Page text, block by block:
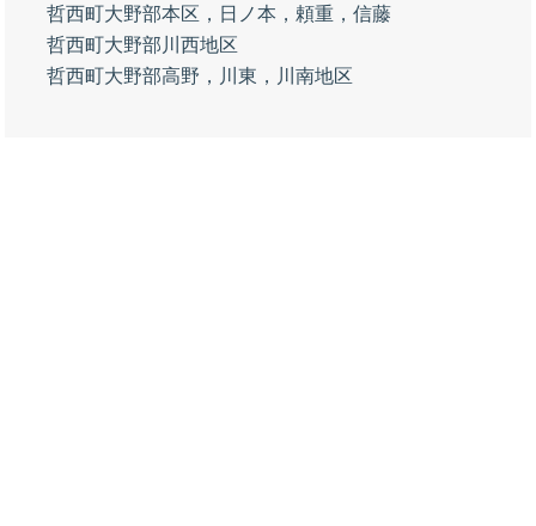
哲西町大野部本区，日ノ本，頼重，信藤
哲西町大野部川西地区
哲西町大野部高野，川東，川南地区